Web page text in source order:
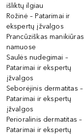
išliktų ilgiau
Rožinė – Patarimai ir
ekspertų įžvalgos
Prancūziškas manikiūras
namuose
Saulės nudegimai –
Patarimai ir ekspertų
įžvalgos
Seborėjinis dermatitas –
Patarimai ir ekspertų
įžvalgos
Perioralinis dermatitas –
Patarimai ir ekspertų